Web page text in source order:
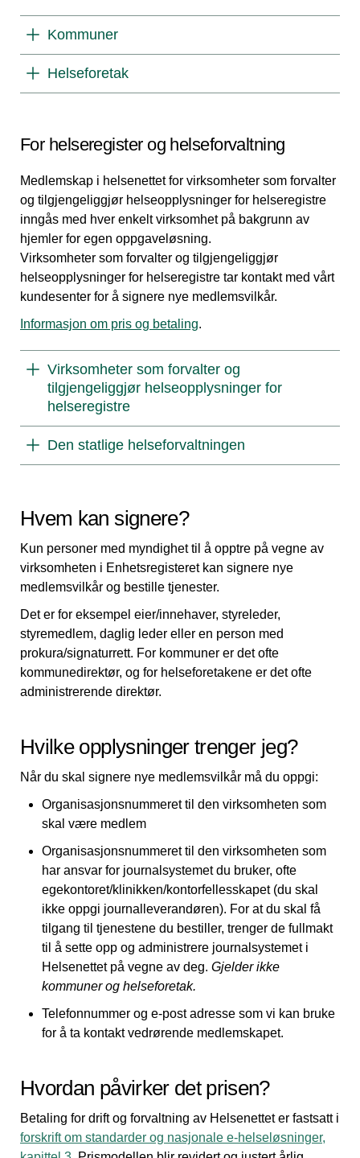
Kommuner
Helseforetak
For helseregister og helseforvaltning
Medlemskap i helsenettet for virksomheter som forvalter
og tilgjengeliggjør helseopplysninger for helseregistre
inngås med hver enkelt virksomhet på bakgrunn av
hjemler for egen oppgaveløsning.
Virksomheter som forvalter og tilgjengeliggjør
helseopplysninger for helseregistre tar kontakt med vårt
kundesenter for å signere nye medlemsvilkår.
Informasjon om pris og betaling.
Virksomheter som forvalter og
tilgjengeliggjør helseopplysninger for
helseregistre
Den statlige helseforvaltningen
Hvem kan signere?
Kun personer med myndighet til å opptre på vegne av
virksomheten i Enhetsregisteret kan signere nye
medlemsvilkår og bestille tjenester.
Det er for eksempel eier/innehaver, styreleder,
styremedlem, daglig leder eller en person med
prokura/signaturrett. For kommuner er det ofte
kommunedirektør, og for helseforetakene er det ofte
administrerende direktør.
Hvilke opplysninger trenger jeg?
Når du skal signere nye medlemsvilkår må du oppgi:
Organisasjonsnummeret til den virksomheten som
skal være medlem
Organisasjonsnummeret til den virksomheten som
har ansvar for journalsystemet du bruker, ofte
egekontoret/klinikken/kontorfellesskapet (du skal
ikke oppgi journalleverandøren). For at du skal få
tilgang til tjenestene du bestiller, trenger de fullmakt
til å sette opp og administrere journalsystemet i
Helsenettet på vegne av deg. Gjelder ikke
kommuner og helseforetak.
Telefonnummer og e-post adresse som vi kan bruke
for å ta kontakt vedrørende medlemskapet.
Hvordan påvirker det prisen?
Betaling for drift og forvaltning av Helsenettet er fastsatt i
forskrift om standarder og nasjonale e-helseløsninger,